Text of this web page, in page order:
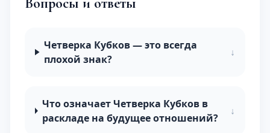
Четверка Кубков — это всегда
плохой знак?
↓
Что означает Четверка Кубков в
раскладе на будущее отношений?
↓